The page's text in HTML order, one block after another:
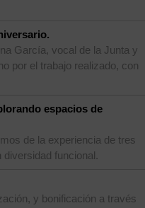
García, vocal de la Junta y
por el trabajo realizado, con
espacios de
de la experiencia de tres
funcional.
y bonificación a través